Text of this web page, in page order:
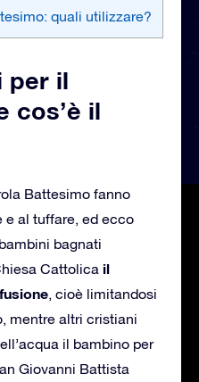
quali utilizzare?
per il
cos’è il
Battesimo fanno
e al tuffare, ed ecco
bagnati
Cattolica il
, cioè limitandosi
mentre altri cristiani
il bambino per
Giovanni Battista